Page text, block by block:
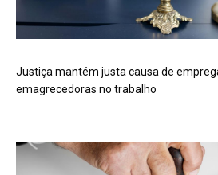
Justiça mantém justa causa de
emagrecedoras no trabalho